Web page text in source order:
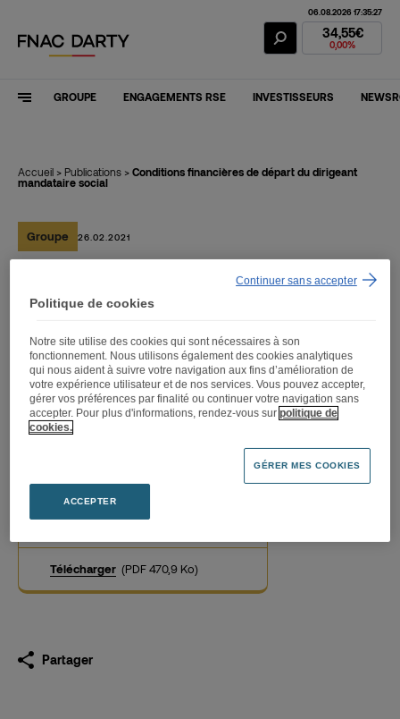
Action Fnac
06.08.2026 17:35:27
34,55€
0,00%
GROUPE ENGAGEMENTS RSE INVESTISSEURS
Accueil > Publications > Conditions financières de départ du dirigeant
mandataire social
Groupe 26.02.2021
Conditions financières de
départ du dirigeant
mandataire social
26.02.2021
Télécharger (PDF 470,9 Ko)
Partager
Politique de cookies
Notre site utilise des cookies qui sont nécessaires à son
fonctionnement. Nous utilisons également des cookies analytiques
qui nous aident à suivre votre navigation aux fins d’amélioration de
votre expérience utilisateur et de nos services. Vous pouvez accepter,
gérer vos préférences par finalité ou continuer votre navigation sans
accepter. Pour plus d'informations, rendez-vous surpolitique de
cookies.
GÉRER MES COOKIES
ACCEPTER
Continuer sans accepter